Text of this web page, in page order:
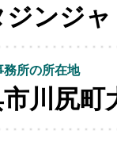
ンジャ
務所の所在地
川尻町